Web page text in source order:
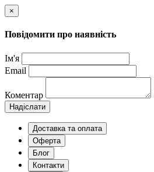
×
Повідомити про наявність
Ім'я
Email
Коментар
Надіслати
Доставка та оплата
Оферта
Блог
Контакти